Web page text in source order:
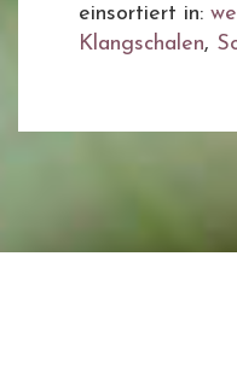
einsortiert in:
Klangschalen,